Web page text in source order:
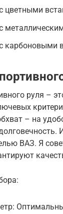
цветными
карбоновыми
руля –
– на
ВАЗ. Я